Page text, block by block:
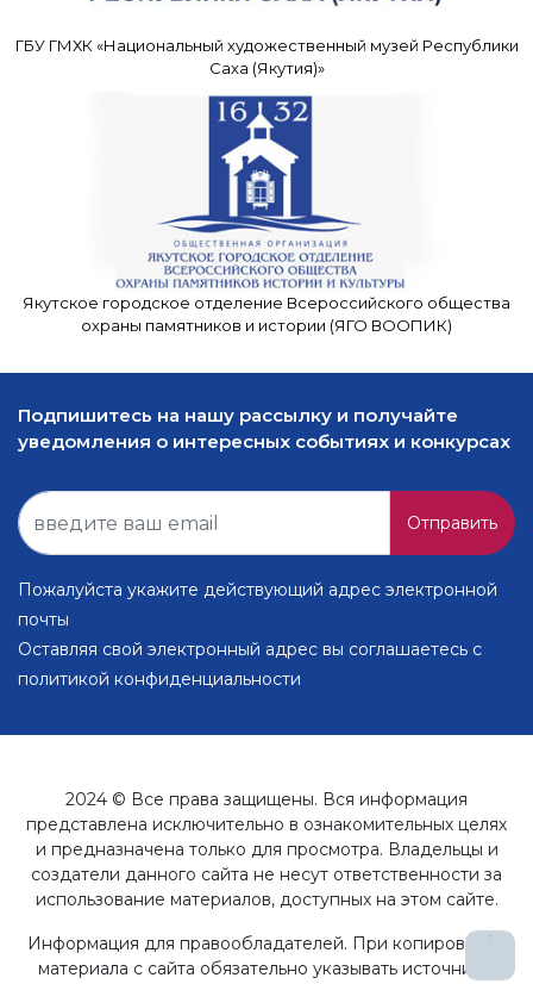
ГБУ ГМХК «Национальный художественный музей Республики
Саха (Якутия)»
Якутское городское отделение Всероссийского общества
охраны памятников и истории (ЯГО ВООПИК)
Подпишитесь на нашу рассылку и получайте
уведомления о интересных событиях и конкурсах
Отправить
Пожалуйста укажите действующий адрес электронной
почты
Оставляя свой электронный адрес вы соглашаетесь с
политикой конфиденциальности
2024 © Все права защищены. Вся информация
представлена исключительно в ознакомительных целях
и предназначена только для просмотра. Владельцы и
создатели данного сайта не несут ответственности за
использование материалов, доступных на этом сайте.
Информация для правообладателей. При копировании
материала с сайта обязательно указывать источник в
↑